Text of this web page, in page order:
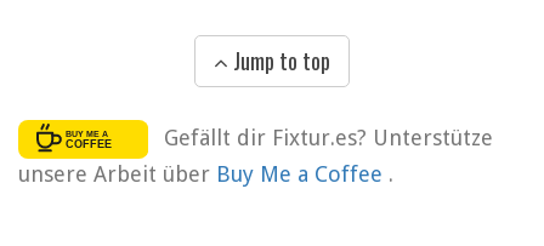
Jump to top
Gefällt dir Fixtur.es? Unterstütze
unsere Arbeit über Buy Me a Coffee .